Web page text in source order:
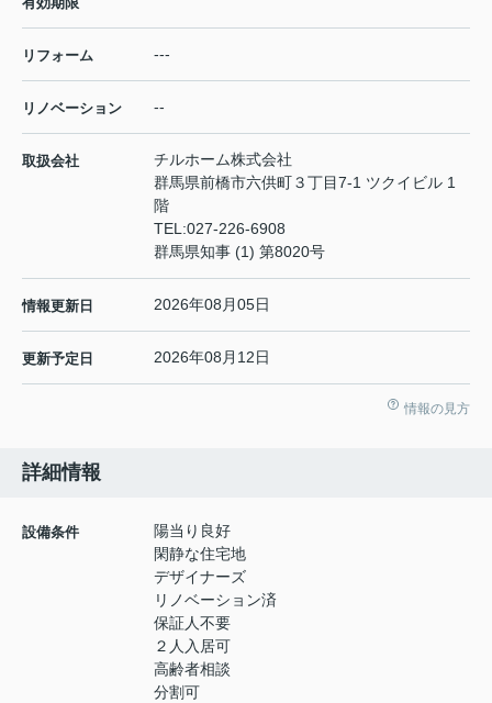
リフォーム ---
リノベーション --
取扱会社
チルホーム株式会社
群馬県前橋市六供町３丁目7-1 ツクイビル 1
階
TEL:027-226-6908
群馬県知事 (1) 第8020号
情報更新日 2026年08月05日
更新予定日 2026年08月12日
情報の見方
詳細情報
設備条件
陽当り良好
閑静な住宅地
デザイナーズ
リノベーション済
保証人不要
２人入居可
高齢者相談
分割可